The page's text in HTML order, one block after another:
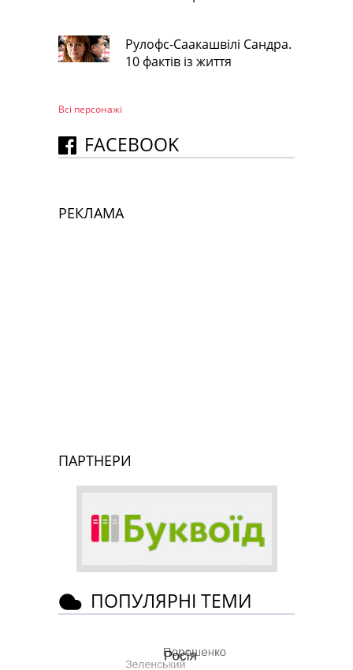
Рулофс-Саакашвілі Сандра.
10 фактів із життя
Всі персонажi
FACEBOOK
РЕКЛАМА
ПАРТНЕРИ
ПОПУЛЯРНІ ТЕМИ